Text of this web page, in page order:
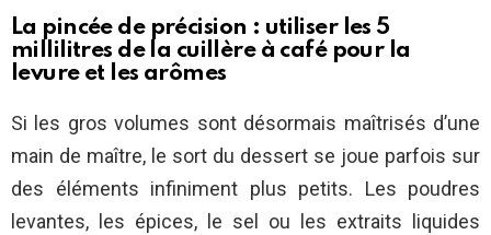
La pincée de précision : utiliser les 5
millilitres de la cuillère à café pour la
levure et les arômes
Si les gros volumes sont désormais maîtrisés d’une
main de maître, le sort du dessert se joue parfois sur
des éléments infiniment plus petits. Les poudres
levantes, les épices, le sel ou les extraits liquides